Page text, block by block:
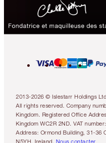
2013-2026 © Islestarr Holdings
All rights reserved. Company
Kingdom. Registered Office
Kingdom WC2R 2ND. VAT
Address: Ormond Building, 31-36
N5YH, Ireland. Nous contacter